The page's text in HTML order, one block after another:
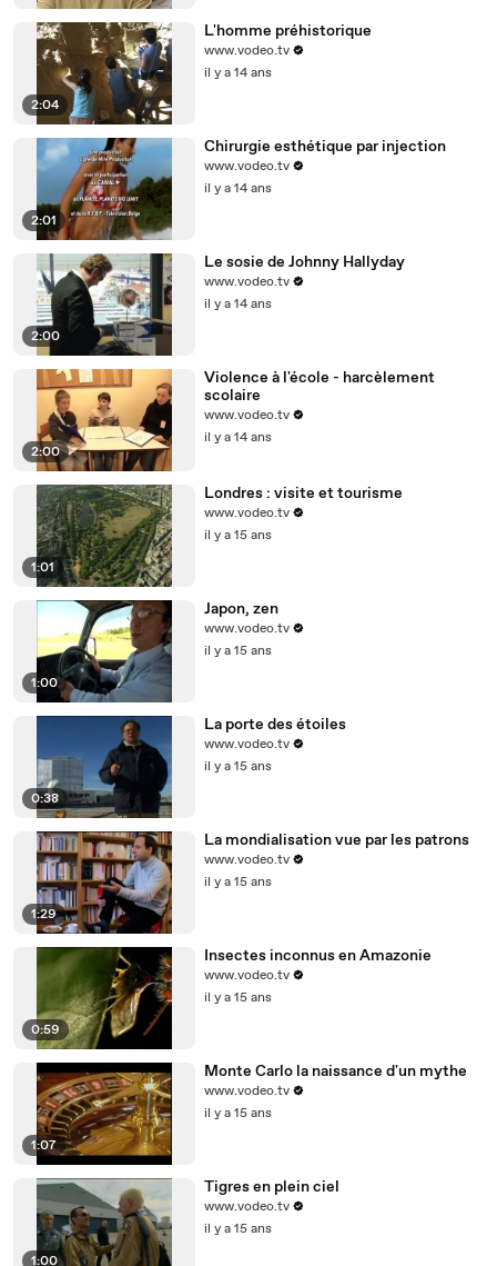
2:04
L'homme préhistorique
www.vodeo.tv
il y a 14 ans
2:01
Chirurgie esthétique par injection
www.vodeo.tv
il y a 14 ans
2:00
Le sosie de Johnny Hallyday
www.vodeo.tv
il y a 14 ans
2:00
Violence à l'école - harcèlement
scolaire
www.vodeo.tv
il y a 14 ans
1:01
Londres : visite et tourisme
www.vodeo.tv
il y a 15 ans
1:00
Japon, zen
www.vodeo.tv
il y a 15 ans
0:38
La porte des étoiles
www.vodeo.tv
il y a 15 ans
1:29
La mondialisation vue par les patrons
www.vodeo.tv
il y a 15 ans
0:59
Insectes inconnus en Amazonie
www.vodeo.tv
il y a 15 ans
1:07
Monte Carlo la naissance d'un mythe
www.vodeo.tv
il y a 15 ans
1:00
Tigres en plein ciel
www.vodeo.tv
il y a 15 ans